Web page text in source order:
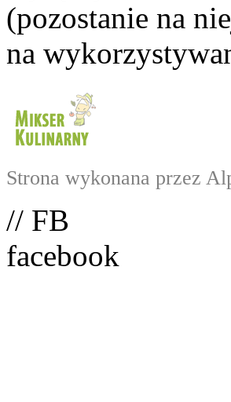
(pozostanie na
na
Strona wykonana przez
// FB
facebook